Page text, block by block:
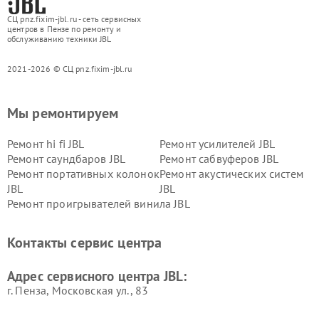
СЦ pnz.fixim-jbl.ru - сеть сервисных
центров в Пензе по ремонту и
обслуживанию техники JBL
2021-2026 © СЦ pnz.fixim-jbl.ru
Мы ремонтируем
Ремонт hi fi JBL
Ремонт усилителей JBL
Ремонт саундбаров JBL
Ремонт сабвуферов JBL
Ремонт портативных колонок
JBL
Ремонт акустических систем
JBL
Ремонт проигрывателей винила JBL
Контакты сервис центра
Адрес сервисного центра JBL:
г. Пенза, Московская ул., 83